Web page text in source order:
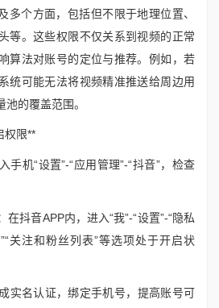
多个方面，包括但不限于地理位置、
等。这些权限不仅关系到视频的正常
算法对账号的定位与推荐。例如，若
统可能无法将视频精准推送给周边用
的覆盖范围。
权限**
手机“设置”-“应用管理”-“抖音”，检查
在抖音APP内，进入“我”-“设置”-“隐私
关注和粉丝列表”等选项处于开启状
实名认证，绑定手机号，提高账号可